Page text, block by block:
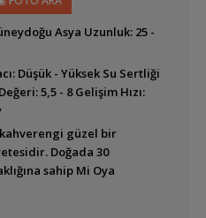
affinis
alba
Asya Uzunluk: 25 -
Düşük - Yüksek Su Sertliği
5,5 - 8 Gelişim Hızı:
kahverengi güzel bir
Doğada 30
sahip Mi Oya